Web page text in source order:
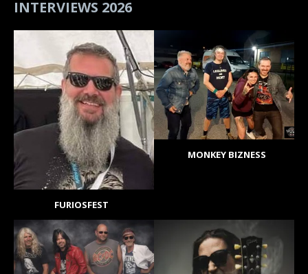
INTERVIEWS 2026
FURIOSFEST
MONKEY BIZNESS